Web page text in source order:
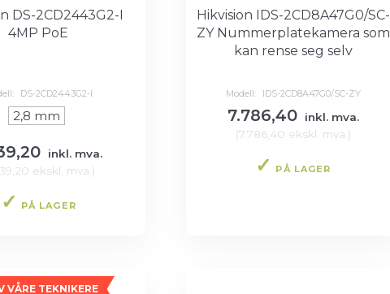
DS-2CD2443G2-I
4MP PoE
DS-2CD2443G2-I
2,8 mm
inkl. mva.
ekskl. mva. )
PÅ LAGER
Hikvision IDS-2CD8A47G0/SC-
ZY Nummerplatekamera som
kan rense seg selv
Modell: IDS-2CD8A47G0/SC-ZY
7.786,40
inkl. mva.
(7.786,40 ekskl. mva.)
PÅ LAGER
VÅRE TEKNIKERE